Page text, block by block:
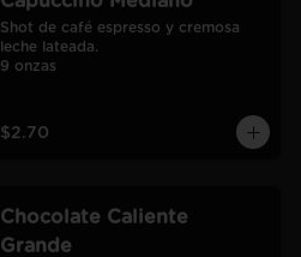
Shot de café espresso y cremosa
leche lateada.
9 onzas
$2.70
Chocolate Caliente
Grande